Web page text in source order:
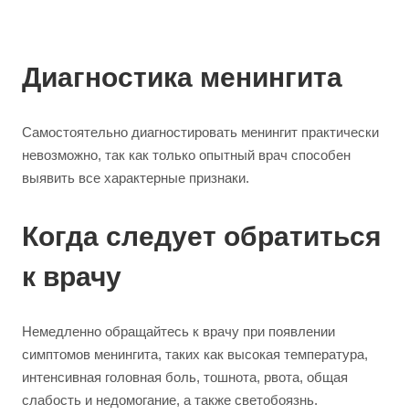
Диагностика менингита
Самостоятельно диагностировать менингит практически
невозможно, так как только опытный врач способен
выявить все характерные признаки.
Когда следует обратиться
к врачу
Немедленно обращайтесь к врачу при появлении
симптомов менингита, таких как высокая температура,
интенсивная головная боль, тошнота, рвота, общая
слабость и недомогание, а также светобоязнь.